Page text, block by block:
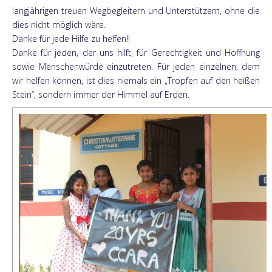
langjährigen treuen Wegbegleitern und Unterstützern, ohne die
dies nicht möglich wäre.
Danke für jede Hilfe zu helfen!!
Danke für jeden, der uns hilft, für Gerechtigkeit und Hoffnung
sowie Menschenwürde einzutreten. Für jeden einzelnen, dem
wir helfen können, ist dies niemals ein „Tropfen auf den heißen
Stein“, sondern immer der Himmel auf Erden.